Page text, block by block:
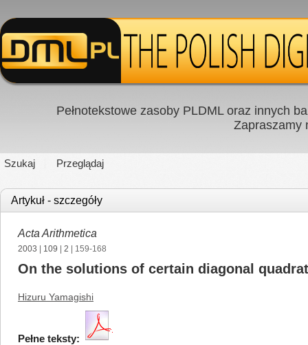
Pełnotekstowe zasoby PLDML oraz innych
Zapraszamy
Szukaj Przeglądaj
Artykuł - szczegóły
Acta Arithmetica
2003 109 2 | 159-168
On the solutions of certain diagonal
Hizuru Yamagishi
Pełne teksty: